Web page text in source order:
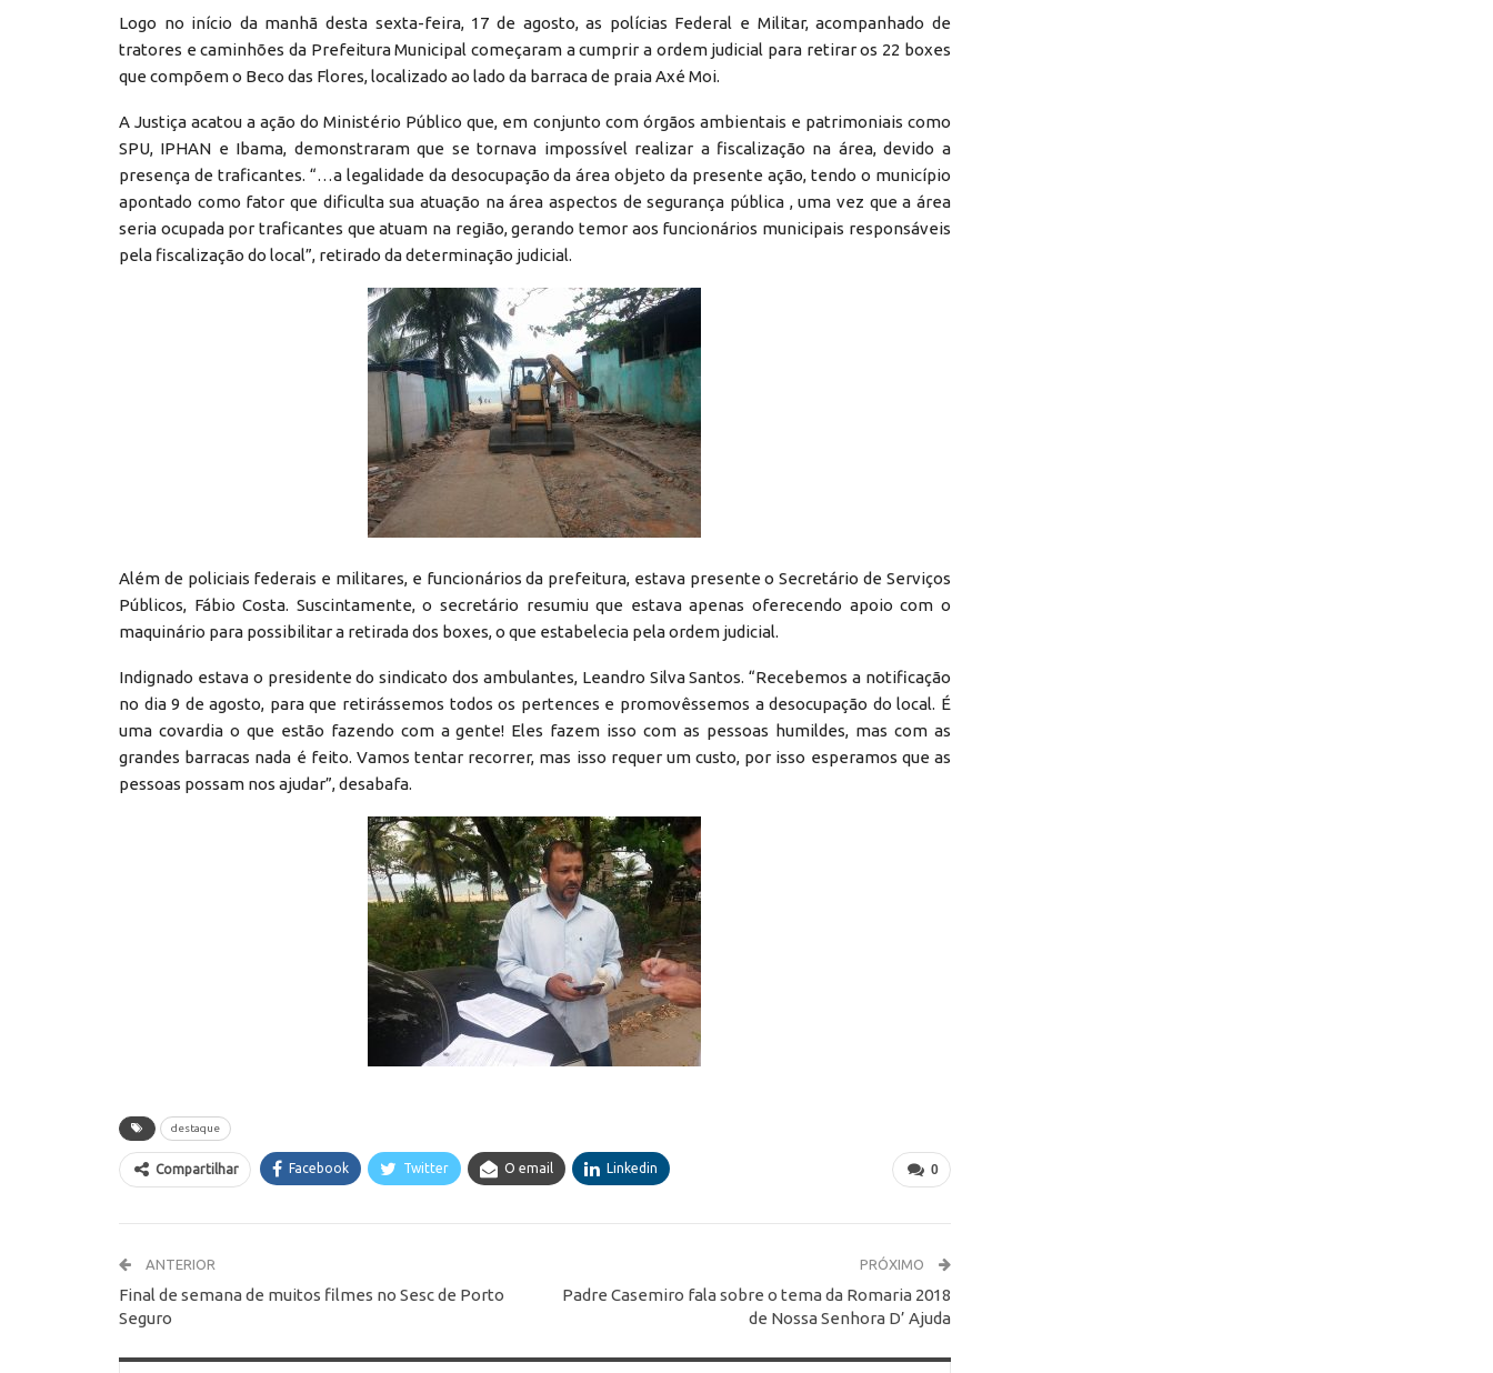
Logo no início da manhã desta sexta-feira, 17 de agosto, as polícias Federal e Militar, acompanhado de
tratores e caminhões da Prefeitura Municipal começaram a cumprir a ordem judicial para retirar os 22 boxes
que compõem o Beco das Flores, localizado ao lado da barraca de praia Axé Moi.
A Justiça acatou a ação do Ministério Público que, em conjunto com órgãos ambientais e patrimoniais como
SPU, IPHAN e Ibama, demonstraram que se tornava impossível realizar a fiscalização na área, devido a
presença de traficantes. “…a legalidade da desocupação da área objeto da presente ação, tendo o município
apontado como fator que dificulta sua atuação na área aspectos de segurança pública , uma vez que a área
seria ocupada por traficantes que atuam na região, gerando temor aos funcionários municipais responsáveis
pela fiscalização do local”, retirado da determinação judicial.
Além de policiais federais e militares, e funcionários da prefeitura, estava presente o Secretário de Serviços
Públicos, Fábio Costa. Suscintamente, o secretário resumiu que estava apenas oferecendo apoio com o
maquinário para possibilitar a retirada dos boxes, o que estabelecia pela ordem judicial.
Indignado estava o presidente do sindicato dos ambulantes, Leandro Silva Santos. “Recebemos a notificação
no dia 9 de agosto, para que retirássemos todos os pertences e promovêssemos a desocupação do local. É
uma covardia o que estão fazendo com a gente! Eles fazem isso com as pessoas humildes, mas com as
grandes barracas nada é feito. Vamos tentar recorrer, mas isso requer um custo, por isso esperamos que as
pessoas possam nos ajudar”, desabafa.
destaque
0
Compartilhar Facebook Twitter O email Linkedin
ANTERIOR
Final de semana de muitos filmes no Sesc de Porto
Seguro
PRÓXIMO
Padre Casemiro fala sobre o tema da Romaria 2018
de Nossa Senhora D’ Ajuda